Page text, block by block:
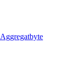
Aggregatbyte